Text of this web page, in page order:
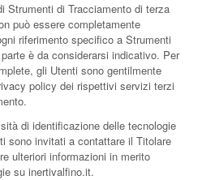
Strumenti di Tracciamento di terza
può essere completamente
riferimento specifico a Strumenti
è da considerarsi indicativo. Per
gli Utenti sono gentilmente
policy dei rispettivi servizi terzi
di identificazione delle tecnologie
sono invitati a contattare il Titolare
ulteriori informazioni in merito
su inertivalfino.it.